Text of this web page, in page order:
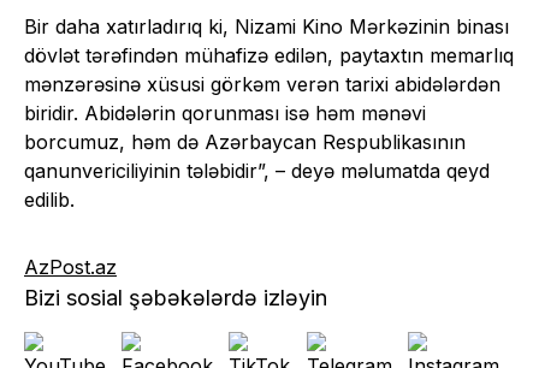
Bir daha xatırladırıq ki, Nizami Kino Mərkəzinin binası
dövlət tərəfindən mühafizə edilən, paytaxtın memarlıq
mənzərəsinə xüsusi görkəm verən tarixi abidələrdən
biridir. Abidələrin qorunması isə həm mənəvi
borcumuz, həm də Azərbaycan Respublikasının
qanunvericiliyinin tələbidir”, – deyə məlumatda qeyd
edilib.
AzPost.az
Bizi sosial şəbəkələrdə izləyin